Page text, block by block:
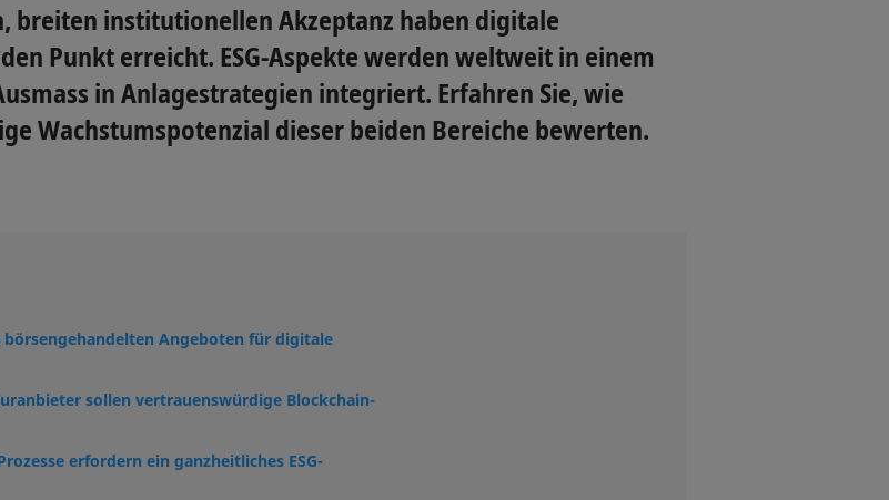
breiten institutionellen Akzeptanz haben digitale
Punkt erreicht. ESG-Aspekte werden weltweit in einem
in Anlagestrategien integriert. Erfahren Sie, wie
Wachstumspotenzial dieser beiden Bereiche bewerten.
Angeboten für digitale
sollen vertrauenswürdige Blockchain-
erfordern ein ganzheitliches ESG-